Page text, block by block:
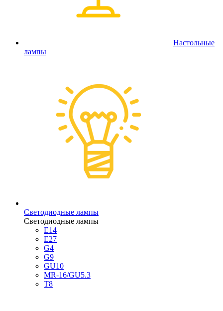
Настольные
лампы
Светодиодные лампы
Светодиодные лампы
E14
E27
G4
G9
GU10
MR-16/GU5.3
T8